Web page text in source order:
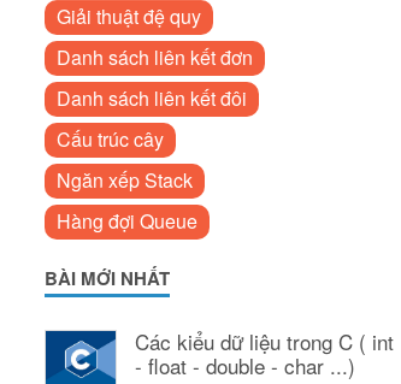
Giải thuật đệ quy
Danh sách liên kết đơn
Danh sách liên kết đôi
Cấu trúc cây
Ngăn xếp Stack
Hàng đợi Queue
BÀI MỚI NHẤT
Các kiểu dữ liệu trong C ( int
- float - double - char ...)